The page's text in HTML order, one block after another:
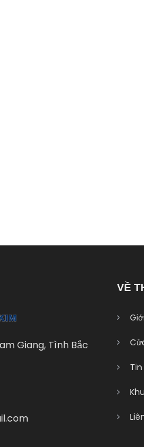
Giang, Tình Bắc
VỀ